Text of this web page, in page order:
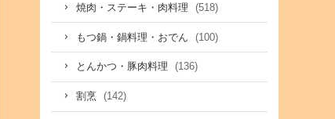
焼肉・ステーキ・肉料理 (518)
もつ鍋・鍋料理・おでん (100)
とんかつ・豚肉料理 (136)
割烹 (142)